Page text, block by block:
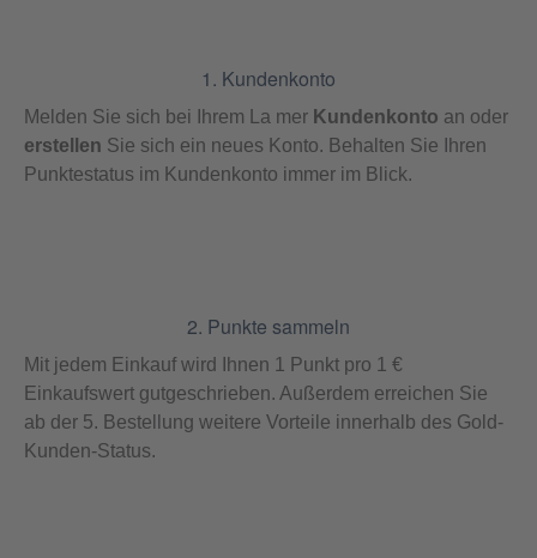
1. Kundenkonto
Melden Sie sich bei Ihrem La mer Kundenkonto an oder
erstellen Sie sich ein neues Konto. Behalten Sie Ihren
Punktestatus im Kundenkonto immer im Blick.
2. Punkte sammeln
Mit jedem Einkauf wird Ihnen 1 Punkt pro 1 €
Einkaufswert gutgeschrieben. Außerdem erreichen Sie
ab der 5. Bestellung weitere Vorteile innerhalb des Gold-
Kunden-Status.